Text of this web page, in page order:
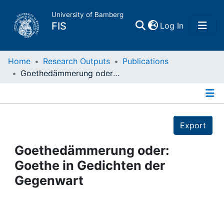
University of Bamberg
FIS Log In(current)
Home
Projects
People
Home Research Outputs
Publications
Goethedämmerung oder: Goethe in Gedichten der Gegenwart
Export
Goethedämmerung oder:
Goethe in Gedichten der
Gegenwart